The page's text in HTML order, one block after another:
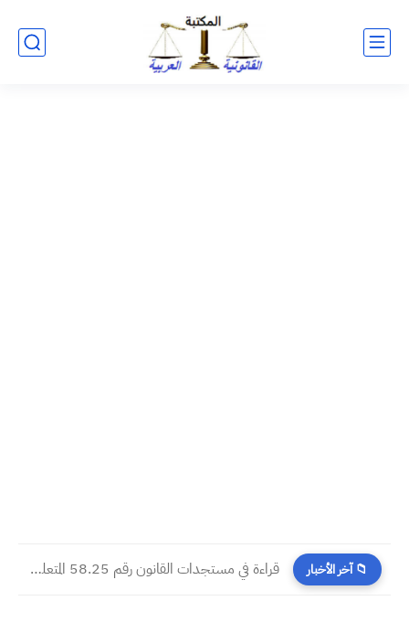
📁 آخر الأخبار ​قراءة في مستجدات القانون رقم 58.25 المتعلق بالمسطرة المدنية